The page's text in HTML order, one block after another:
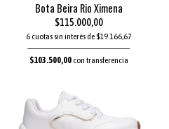
Bota Beira Rio Ximena
$115.000,00
6 cuotas sin interés de $19.166,67
$103.500,00con transferencia